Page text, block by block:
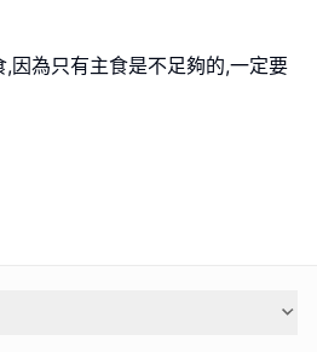
因為只有主食是不足夠的,一定要